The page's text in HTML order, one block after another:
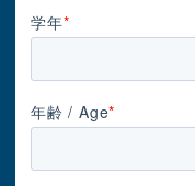
学年*
年齢 / Age*